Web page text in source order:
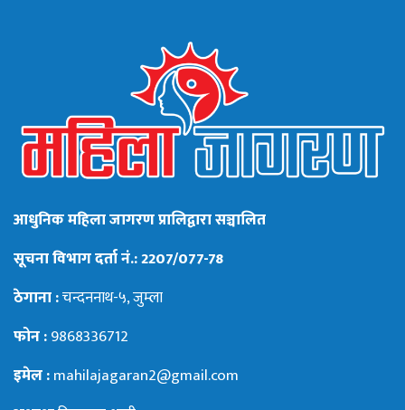
आधुनिक महिला जागरण प्रालिद्वारा सञ्चालित
सूचना विभाग दर्ता नं.: 2207/077-78
ठेगाना :चन्दननाथ-५, जुम्ला
फोन :9868336712
इमेल :mahilajagaran2@gmail.com